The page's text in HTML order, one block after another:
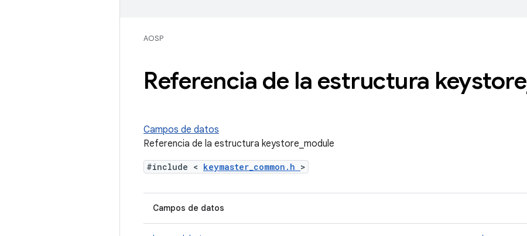
AOSP
Referencia de la estructura keystore
Campos de datos
Referencia de la estructura keystore_module
#include < keymaster_common.h >
Campos de datos